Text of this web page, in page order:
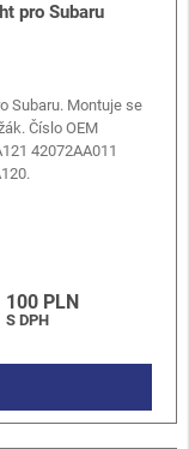
pro Subaru
Subaru. Montuje se
Číslo OEM
42072AA011
100 PLN
S DPH